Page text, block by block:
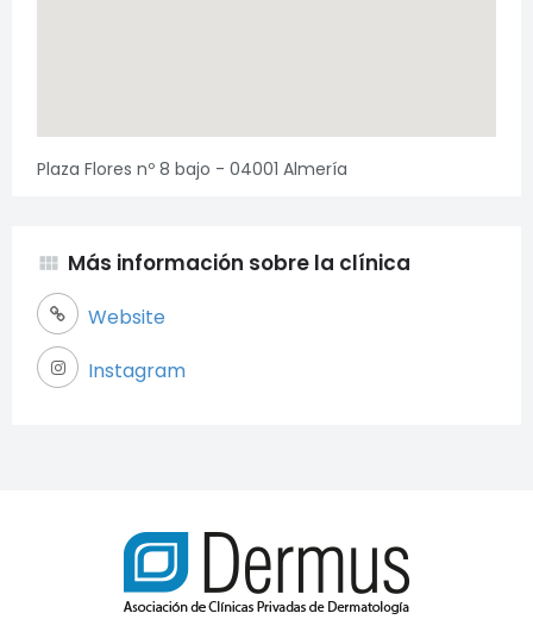
Plaza Flores nº 8 bajo - 04001 Almería
view_module Más información sobre la clínica
Website
Instagram